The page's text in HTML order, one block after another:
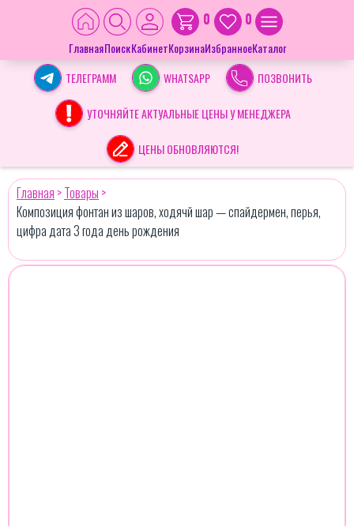
ГлавнаяПоискКабинет
0
Корзина
0
ИзбранноеКаталог
ТЕЛЕГРАММ
WHATSAPP ПОЗВОНИТЬ
УТОЧНЯЙТЕ АКТУАЛЬНЫЕ ЦЕНЫ У МЕНЕДЖЕРА
ЦЕНЫ ОБНОВЛЯЮТСЯ!
Главная >Товары >
Композиция фонтан из шаров, ходячй шар — спайдермен, перья,
цифра дата 3 года день рождения